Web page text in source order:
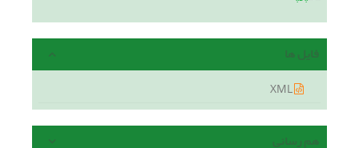
فایل ها
هم رسانی